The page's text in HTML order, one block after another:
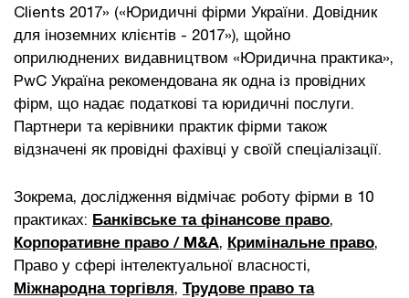
Clients 2017» («Юридичні фірми України. Довідник
для іноземних клієнтів - 2017»), щойно
оприлюднених видавництвом «Юридична практика»,
PwC Україна рекомендована як одна із провідних
фірм, що надає податкові та юридичні послуги.
Партнери та керівники практик фірми також
відзначені як провідні фахівці у своїй спеціалізації.
Зокрема, дослідження відмічає роботу фірми в 10
практиках: Банківське та фінансове право,
Корпоративне право / M&A, Кримінальне право,
Право у сфері інтелектуальної власності,
Міжнародна торгівля, Трудове право та